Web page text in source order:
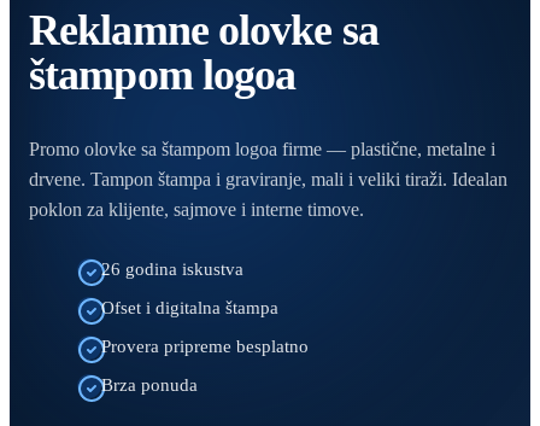
Reklamne olovke sa
štampom logoa
Promo olovke sa štampom logoa firme — plastične, metalne i
drvene. Tampon štampa i graviranje, mali i veliki tiraži. Idealan
poklon za klijente, sajmove i interne timove.
26 godina iskustva
Ofset i digitalna štampa
Provera pripreme besplatno
Brza ponuda